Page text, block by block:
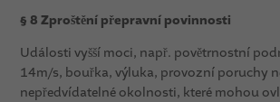
§ 8 Zproštění přepravní povinnosti
Události vyšší moci, např. povětrnostní
14m/s, bouřka, výluka, provozní poruchy
nepředvídatelné okolnosti, které mohou